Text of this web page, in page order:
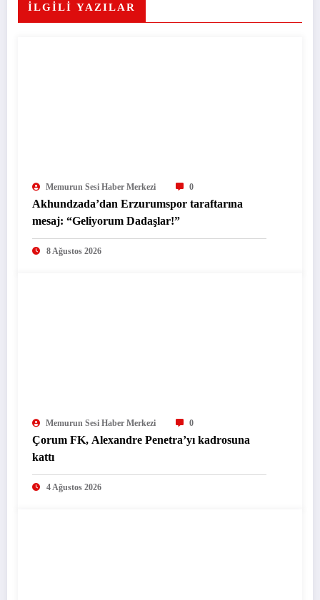
İLGİLİ YAZILAR
Memurun Sesi Haber Merkezi 0
Akhundzada’dan Erzurumspor taraftarına
mesaj: “Geliyorum Dadaşlar!”
8 Ağustos 2026
Memurun Sesi Haber Merkezi 0
Çorum FK, Alexandre Penetra’yı kadrosuna
kattı
4 Ağustos 2026